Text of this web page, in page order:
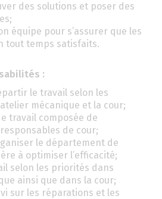
des solutions et poser des
équipe pour s’assurer que les
tout temps satisfaits.
:
le travail selon les
mécanique et la cour;
travail composée de
de cour;
le département de
à optimiser l’efficacité;
selon les priorités dans
ainsi que dans la cour;
sur les réparations et les